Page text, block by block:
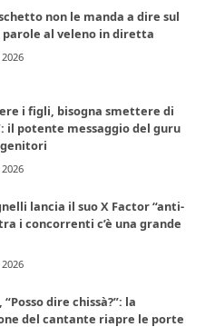
non le manda a dire sul
parole al veleno in diretta
i figli, bisogna smettere di
il potente messaggio del guru
lancia il suo X Factor “anti-
i concorrenti c’è una grande
dire chissà?”: la
del cantante riapre le porte